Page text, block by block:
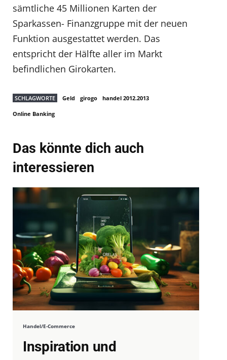
sämtliche 45 Millionen Karten der
Sparkassen- Finanzgruppe mit der neuen
Funktion ausgestattet werden. Das
entspricht der Hälfte aller im Markt
befindlichen Girokarten.
SCHLAGWORTE Geld girogo handel 2012.2013
Online Banking
Das könnte dich auch
interessieren
Handel/E-Commerce
Inspiration und